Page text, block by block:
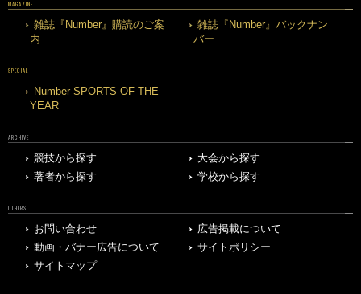
MAGAZINE
雑誌『Number』購読のご案
内
雑誌『Number』バックナン
バー
SPECIAL
Number SPORTS OF THE
YEAR
ARCHIVE
競技から探す
大会から探す
著者から探す
学校から探す
OTHERS
お問い合わせ
広告掲載について
動画・バナー広告について
サイトポリシー
サイトマップ